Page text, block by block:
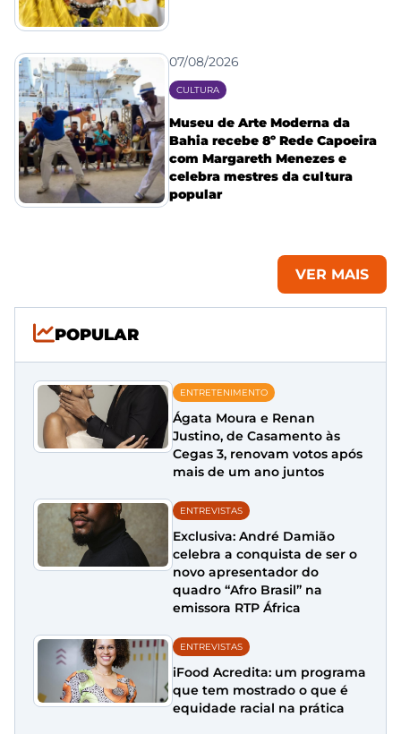
07/08/2026
CULTURA
Museu de Arte Moderna da
Bahia recebe 8º Rede Capoeira
com Margareth Menezes e
celebra mestres da cultura
popular
VER MAIS
POPULAR
ENTRETENIMENTO
Ágata Moura e Renan
Justino, de Casamento às
Cegas 3, renovam votos após
mais de um ano juntos
ENTREVISTAS
Exclusiva: André Damião
celebra a conquista de ser o
novo apresentador do
quadro “Afro Brasil” na
emissora RTP África
ENTREVISTAS
iFood Acredita: um programa
que tem mostrado o que é
equidade racial na prática